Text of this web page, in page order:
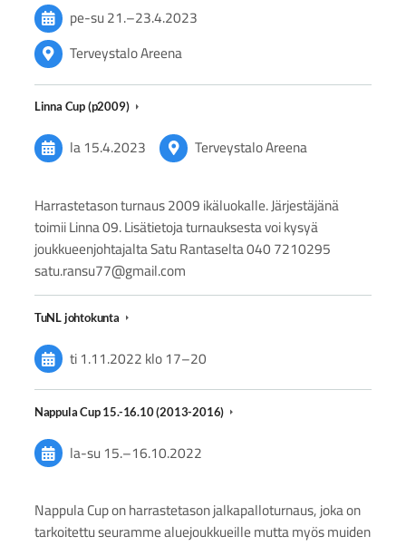
pe-su21.–23.4.2023
Terveystalo Areena
Linna Cup (p2009)
la 15.4.2023 Terveystalo Areena
Harrastetason turnaus 2009 ikäluokalle. Järjestäjänä
toimii Linna 09. Lisätietoja turnauksesta voi kysyä
joukkueenjohtajalta Satu Rantaselta 040 7210295
satu.ransu77@gmail.com⁠⁠⁠⁠⁠⁠⁠
TuNL johtokunta
ti 1.11.2022klo 17–20
Nappula Cup 15.-16.10 (2013-2016)
la-su15.–16.10.2022
Nappula Cup on harrastetason jalkapalloturnaus, joka on
tarkoitettu seuramme aluejoukkueille mutta myös muiden